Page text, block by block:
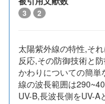
3 2
太陽紫外線の特性,そ
反応,その防御技術と
かわりについての簡
線の波長範囲は
UV-B,長波長側をUV-